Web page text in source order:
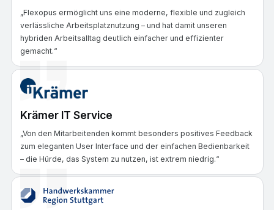
„Flexopus ermöglicht uns eine moderne, flexible und zugleich
verlässliche Arbeitsplatznutzung – und hat damit unseren
hybriden Arbeitsalltag deutlich einfacher und effizienter
gemacht.“
Krämer IT Service
„Von den Mitarbeitenden kommt besonders positives Feedback
zum eleganten User Interface und der einfachen Bedienbarkeit
– die Hürde, das System zu nutzen, ist extrem niedrig.“